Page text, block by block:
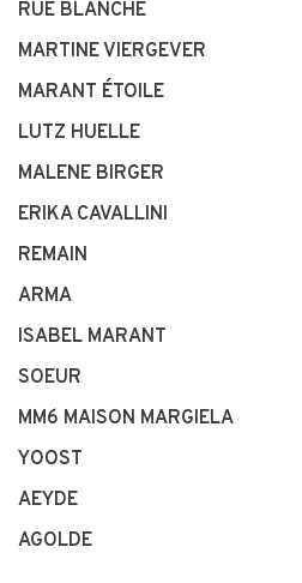
RUE BLANCHE
MARTINE VIERGEVER
MARANT ÉTOILE
LUTZ HUELLE
MALENE BIRGER
ERIKA CAVALLINI
REMAIN
ARMA
ISABEL MARANT
SOEUR
MM6 MAISON MARGIELA
YOOST
AEYDE
AGOLDE